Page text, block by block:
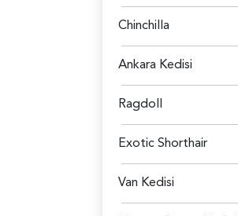
Chinchilla
Ankara Kedisi
Ragdoll
Exotic Shorthair
Van Kedisi